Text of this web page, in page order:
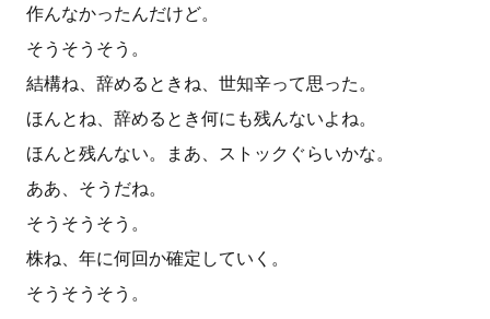
作んなかったんだけど。
そうそうそう。
結構ね、辞めるときね、世知辛って思った。
ほんとね、辞めるとき何にも残んないよね。
ほんと残んない。まあ、ストックぐらいかな。
ああ、そうだね。
そうそうそう。
株ね、年に何回か確定していく。
そうそうそう。